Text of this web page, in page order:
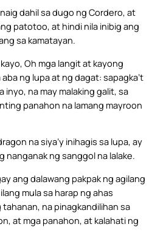
dahil sa dugo ng Cordero, at
patotoo, at hindi nila inibig ang
sa kamatayan.
Oh mga langit at kayong
ng lupa at ng dagat: sapagka’t
inyo, na may malaking galit, sa
panahon na lamang mayroon
na siya’y inihagis sa lupa, ay
nanganak ng sanggol na lalake.
ang dalawang pakpak ng agilang
mula sa harap ng ahas
na pinagkandilihan sa
at mga panahon, at kalahati ng